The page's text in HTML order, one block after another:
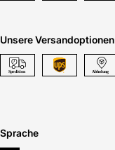
Unsere Versandoptionen
Sprache